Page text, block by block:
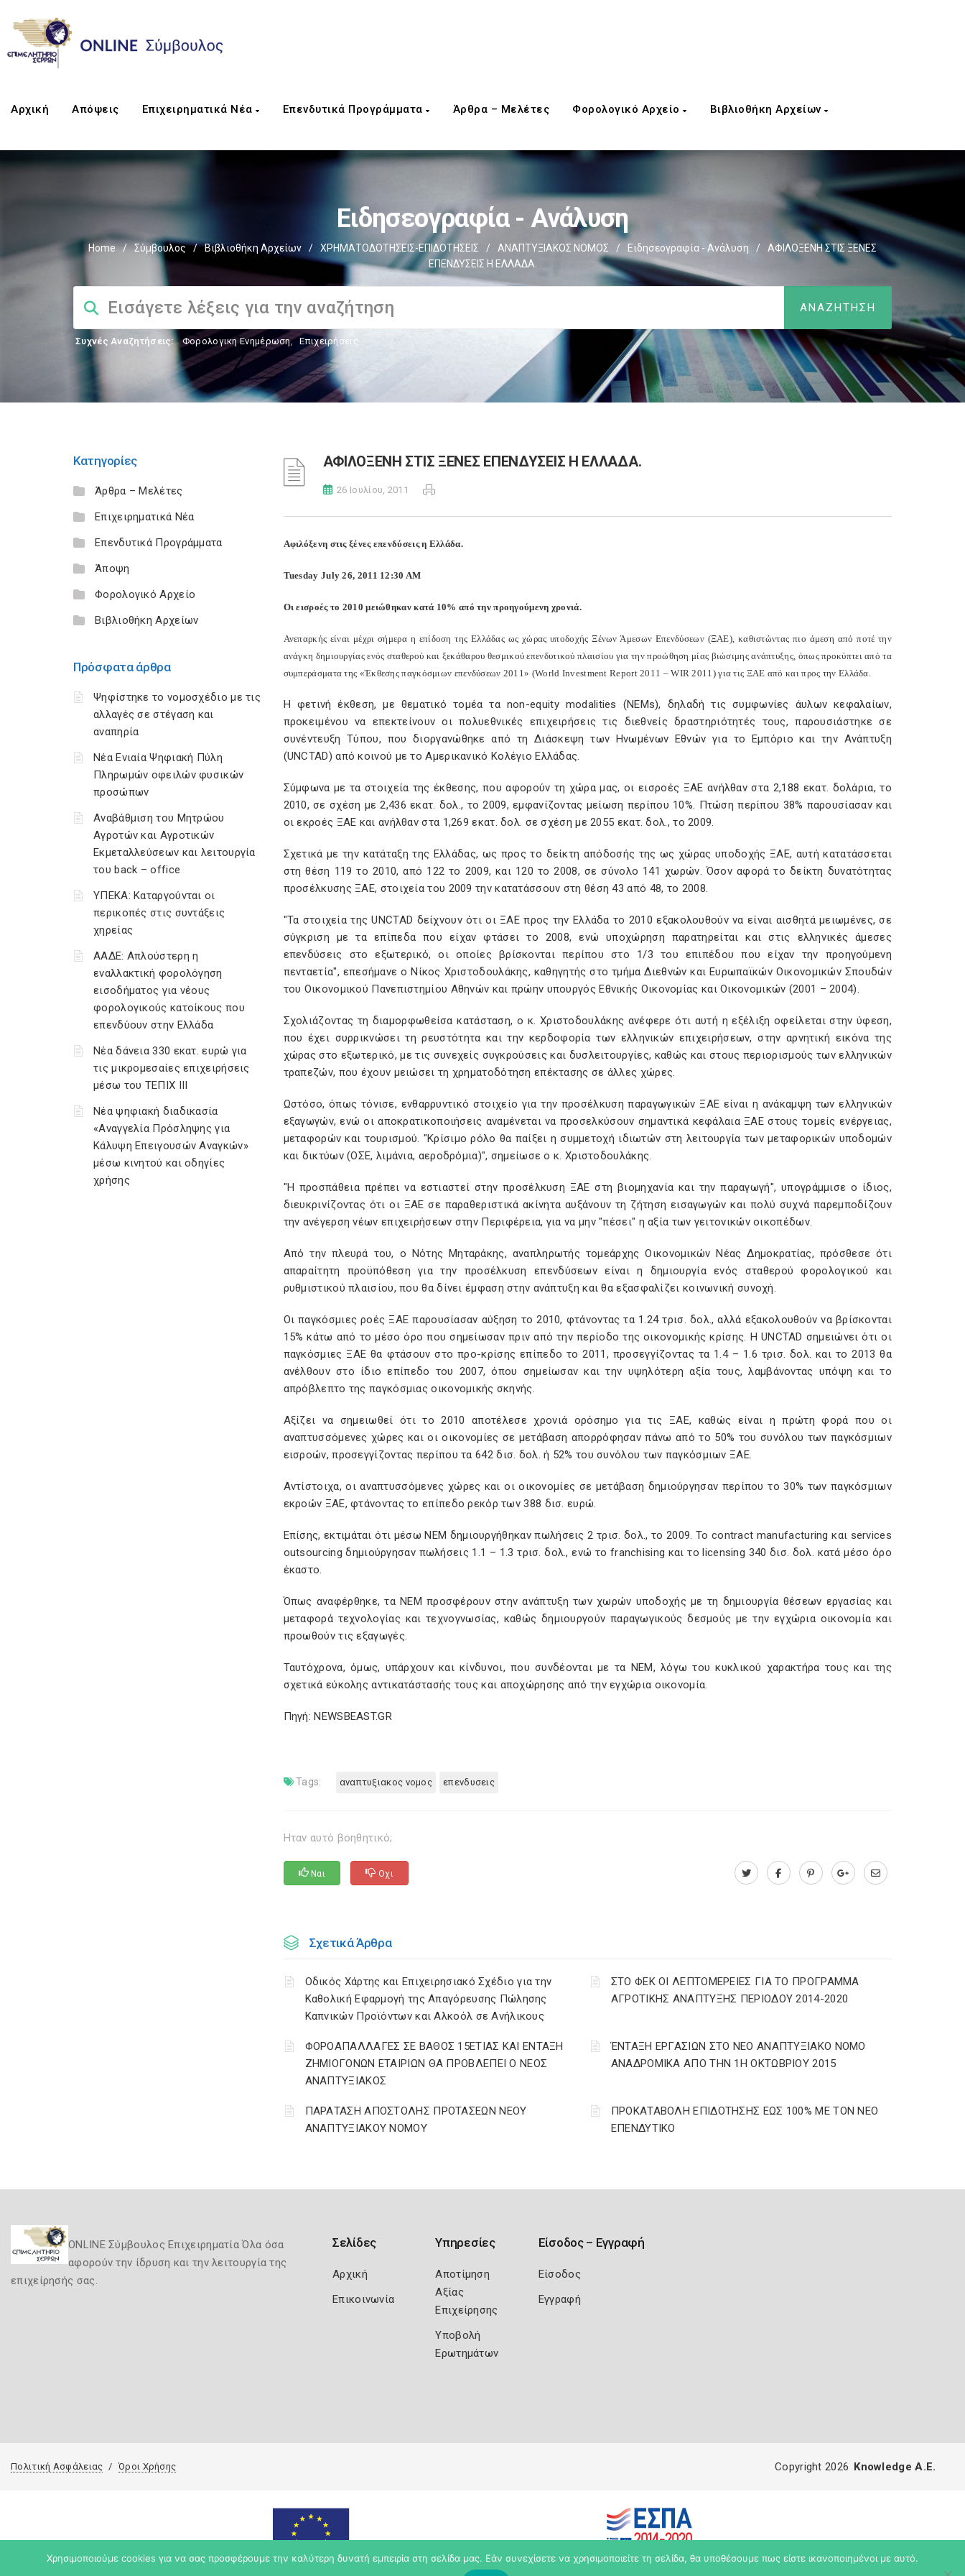
Αρχική Απόψεις Επιχειρηματικά Νέα Επενδυτικά Προγράμματα Άρθρα – Μελέτες Φορολογικό Αρχείο Βιβλιοθήκη Αρχείων
Ειδησεογραφία - Ανάλυση
Home / Σύμβουλος / Βιβλιοθήκη Αρχείων / ΧΡΗΜΑΤΟΔΟΤΗΣΕΙΣ-ΕΠΙΔΟΤΗΣΕΙΣ / ΑΝΑΠΤΥΞΙΑΚΟΣ ΝΟΜΟΣ / Ειδησεογραφία - Ανάλυση /
ΑΦΙΛΟΞΕΝΗ ΣΤΙΣ ΞΕΝΕΣ
ΕΠΕΝΔΥΣΕΙΣ Η ΕΛΛΑΔΑ.
Συχνές Αναζητήσεις: Φορολογικη Ενημέρωση, Επιχειρήσεις
Κατηγορίες
Άρθρα – Μελέτες
Επιχειρηματικά Νέα
Επενδυτικά Προγράμματα
Άποψη
Φορολογικό Αρχείο
Βιβλιοθήκη Αρχείων
Πρόσφατα άρθρα
Ψηφίστηκε το νομοσχέδιο με τις
αλλαγές σε στέγαση και
αναπηρία
Νέα Ενιαία Ψηφιακή Πύλη
Πληρωμών οφειλών φυσικών
προσώπων
Αναβάθμιση του Μητρώου
Αγροτών και Αγροτικών
Εκμεταλλεύσεων και λειτουργία
του back – office
ΥΠΕΚΑ: Καταργούνται οι
περικοπές στις συντάξεις
χηρείας
ΑΑΔΕ: Απλούστερη η
εναλλακτική φορολόγηση
εισοδήματος για νέους
φορολογικούς κατοίκους που
επενδύουν στην Ελλάδα
Νέα δάνεια 330 εκατ. ευρώ για
τις μικρομεσαίες επιχειρήσεις
μέσω του ΤΕΠΙΧ ΙΙΙ
Νέα ψηφιακή διαδικασία
«Αναγγελία Πρόσληψης για
Κάλυψη Επειγουσών Αναγκών»
μέσω κινητού και οδηγίες
χρήσης
ΑΦΙΛΟΞΕΝΗ ΣΤΙΣ ΞΕΝΕΣ ΕΠΕΝΔΥΣΕΙΣ Η ΕΛΛΑΔΑ.
26 Ιουλίου, 2011
Αφιλόξενη στις ξένες επενδύσεις η Ελλάδα.
Tuesday July 26, 2011 12:30 AM
Οι εισροές το 2010 μειώθηκαν κατά 10% από την προηγούμενη χρονιά.
Ανεπαρκής είναι μέχρι σήμερα η επίδοση της Ελλάδας ως χώρας υποδοχής Ξένων Άμεσων Επενδύσεων (ΞΑΕ), καθιστώντας πιο άμεση από ποτέ την
ανάγκη δημιουργίας ενός σταθερού και ξεκάθαρου θεσμικού επενδυτικού πλαισίου για την προώθηση μίας βιώσιμης ανάπτυξης, όπως προκύπτει από τα
συμπεράσματα της «Έκθεσης παγκόσμιων επενδύσεων 2011» (World Investment Report 2011 – WIR 2011) για τις ΞΑΕ από και προς την Ελλάδα.
Η φετινή έκθεση, με θεματικό τομέα τα non-equity modalities (NEMs), δηλαδή τις συμφωνίες άυλων κεφαλαίων,
προκειμένου να επεκτείνουν οι πολυεθνικές επιχειρήσεις τις διεθνείς δραστηριότητές τους, παρουσιάστηκε σε
συνέντευξη Τύπου, που διοργανώθηκε από τη Διάσκεψη των Ηνωμένων Εθνών για το Εμπόριο και την Ανάπτυξη
(UNCTAD) από κοινού με το Αμερικανικό Κολέγιο Ελλάδας.
Σύμφωνα με τα στοιχεία της έκθεσης, που αφορούν τη χώρα μας, οι εισροές ΞΑΕ ανήλθαν στα 2,188 εκατ. δολάρια, το
2010, σε σχέση με 2,436 εκατ. δολ., το 2009, εμφανίζοντας μείωση περίπου 10%. Πτώση περίπου 38% παρουσίασαν και
οι εκροές ΞΑΕ και ανήλθαν στα 1,269 εκατ. δολ. σε σχέση με 2055 εκατ. δολ., το 2009.
Σχετικά με την κατάταξη της Ελλάδας, ως προς το δείκτη απόδοσής της ως χώρας υποδοχής ΞΑΕ, αυτή κατατάσσεται
στη θέση 119 το 2010, από 122 το 2009, και 120 το 2008, σε σύνολο 141 χωρών. Όσον αφορά το δείκτη δυνατότητας
προσέλκυσης ΞΑΕ, στοιχεία του 2009 την κατατάσσουν στη θέση 43 από 48, το 2008.
"Τα στοιχεία της UNCTAD δείχνουν ότι οι ΞΑΕ προς την Ελλάδα το 2010 εξακολουθούν να είναι αισθητά μειωμένες, σε
σύγκριση με τα επίπεδα που είχαν φτάσει το 2008, ενώ υποχώρηση παρατηρείται και στις ελληνικές άμεσες
επενδύσεις στο εξωτερικό, οι οποίες βρίσκονται περίπου στο 1/3 του επιπέδου που είχαν την προηγούμενη
πενταετία", επεσήμανε ο Νίκος Χριστοδουλάκης, καθηγητής στο τμήμα Διεθνών και Ευρωπαϊκών Οικονομικών Σπουδών
του Οικονομικού Πανεπιστημίου Αθηνών και πρώην υπουργός Εθνικής Οικονομίας και Οικονομικών (2001 – 2004).
Σχολιάζοντας τη διαμορφωθείσα κατάσταση, ο κ. Χριστοδουλάκης ανέφερε ότι αυτή η εξέλιξη οφείλεται στην ύφεση,
που έχει συρρικνώσει τη ρευστότητα και την κερδοφορία των ελληνικών επιχειρήσεων, στην αρνητική εικόνα της
χώρας στο εξωτερικό, με τις συνεχείς συγκρούσεις και δυσλειτουργίες, καθώς και στους περιορισμούς των ελληνικών
τραπεζών, που έχουν μειώσει τη χρηματοδότηση επέκτασης σε άλλες χώρες.
Ωστόσο, όπως τόνισε, ενθαρρυντικό στοιχείο για την προσέλκυση παραγωγικών ΞΑΕ είναι η ανάκαμψη των ελληνικών
εξαγωγών, ενώ οι αποκρατικοποιήσεις αναμένεται να προσελκύσουν σημαντικά κεφάλαια ΞΑΕ στους τομείς ενέργειας,
μεταφορών και τουρισμού. "Κρίσιμο ρόλο θα παίξει η συμμετοχή ιδιωτών στη λειτουργία των μεταφορικών υποδομών
και δικτύων (ΟΣΕ, λιμάνια, αεροδρόμια)", σημείωσε ο κ. Χριστοδουλάκης.
"Η προσπάθεια πρέπει να εστιαστεί στην προσέλκυση ΞΑΕ στη βιομηχανία και την παραγωγή", υπογράμμισε ο ίδιος,
διευκρινίζοντας ότι οι ΞΑΕ σε παραθεριστικά ακίνητα αυξάνουν τη ζήτηση εισαγωγών και πολύ συχνά παρεμποδίζουν
την ανέγερση νέων επιχειρήσεων στην Περιφέρεια, για να μην "πέσει" η αξία των γειτονικών οικοπέδων.
Από την πλευρά του, ο Νότης Μηταράκης, αναπληρωτής τομεάρχης Οικονομικών Νέας Δημοκρατίας, πρόσθεσε ότι
απαραίτητη προϋπόθεση για την προσέλκυση επενδύσεων είναι η δημιουργία ενός σταθερού φορολογικού και
ρυθμιστικού πλαισίου, που θα δίνει έμφαση στην ανάπτυξη και θα εξασφαλίζει κοινωνική συνοχή.
Οι παγκόσμιες ροές ΞΑΕ παρουσίασαν αύξηση το 2010, φτάνοντας τα 1.24 τρισ. δολ., αλλά εξακολουθούν να βρίσκονται
15% κάτω από το μέσο όρο που σημείωσαν πριν από την περίοδο της οικονομικής κρίσης. Η UNCTAD σημειώνει ότι οι
παγκόσμιες ΞΑΕ θα φτάσουν στο προ-κρίσης επίπεδο το 2011, προσεγγίζοντας τα 1.4 – 1.6 τρισ. δολ. και το 2013 θα
ανέλθουν στο ίδιο επίπεδο του 2007, όπου σημείωσαν και την υψηλότερη αξία τους, λαμβάνοντας υπόψη και το
απρόβλεπτο της παγκόσμιας οικονομικής σκηνής.
Αξίζει να σημειωθεί ότι το 2010 αποτέλεσε χρονιά ορόσημο για τις ΞΑΕ, καθώς είναι η πρώτη φορά που οι
αναπτυσσόμενες χώρες και οι οικονομίες σε μετάβαση απορρόφησαν πάνω από το 50% του συνόλου των παγκόσμιων
εισροών, προσεγγίζοντας περίπου τα 642 δισ. δολ. ή 52% του συνόλου των παγκόσμιων ΞΑΕ.
Αντίστοιχα, οι αναπτυσσόμενες χώρες και οι οικονομίες σε μετάβαση δημιούργησαν περίπου το 30% των παγκόσμιων
εκροών ΞΑΕ, φτάνοντας το επίπεδο ρεκόρ των 388 δισ. ευρώ.
Επίσης, εκτιμάται ότι μέσω ΝΕΜ δημιουργήθηκαν πωλήσεις 2 τρισ. δολ., το 2009. Το contract manufacturing και services
outsourcing δημιούργησαν πωλήσεις 1.1 – 1.3 τρισ. δολ., ενώ το franchising και το licensing 340 δισ. δολ. κατά μέσο όρο
έκαστο.
Όπως αναφέρθηκε, τα ΝΕΜ προσφέρουν στην ανάπτυξη των χωρών υποδοχής με τη δημιουργία θέσεων εργασίας και
μεταφορά τεχνολογίας και τεχνογνωσίας, καθώς δημιουργούν παραγωγικούς δεσμούς με την εγχώρια οικονομία και
προωθούν τις εξαγωγές.
Ταυτόχρονα, όμως, υπάρχουν και κίνδυνοι, που συνδέονται με τα ΝΕΜ, λόγω του κυκλικού χαρακτήρα τους και της
σχετικά εύκολης αντικατάστασής τους και αποχώρησης από την εγχώρια οικονομία.
Πηγή: NEWSBEAST.GR
Tags: αναπτυξιακος νομος επενδυσεις
Ηταν αυτό βοηθητικό;
Ναι Οχι
Σχετικά Άρθρα
Οδικός Χάρτης και Επιχειρησιακό Σχέδιο για την
Καθολική Εφαρμογή της Απαγόρευσης Πώλησης
Καπνικών Προϊόντων και Αλκοόλ σε Ανήλικους
ΣΤΟ ΦΕΚ ΟΙ ΛΕΠΤΟΜΕΡΕΙΕΣ ΓΙΑ ΤΟ ΠΡΟΓΡΑΜΜΑ
ΑΓΡΟΤΙΚΗΣ ΑΝΑΠΤΥΞΗΣ ΠΕΡΙΟΔΟΥ 2014-2020
ΦΟΡΟΑΠΑΛΛΑΓΕΣ ΣΕ ΒΑΘΟΣ 15ΕΤΙΑΣ ΚΑΙ ΕΝΤΑΞΗ
ΖΗΜΙΟΓΟΝΩΝ ΕΤΑΙΡΙΩΝ ΘΑ ΠΡΟΒΛΕΠΕΙ Ο ΝΕΟΣ
ΑΝΑΠΤΥΞΙΑΚΟΣ
ΈΝΤΑΞΗ ΕΡΓΑΣΙΩΝ ΣΤΟ ΝΕΟ ΑΝΑΠΤΥΞΙΑΚΟ ΝΟΜΟ
ΑΝΑΔΡΟΜΙΚΑ ΑΠΟ ΤΗΝ 1Η ΟΚΤΩΒΡΙΟΥ 2015
ΠΑΡΑΤΑΣΗ ΑΠΟΣΤΟΛΗΣ ΠΡΟΤΑΣΕΩΝ ΝΕΟΥ
ΑΝΑΠΤΥΞΙΑΚΟΥ ΝΟΜΟΥ
ΠΡΟΚΑΤΑΒΟΛΗ ΕΠΙΔΟΤΗΣΗΣ ΕΩΣ 100% ΜΕ ΤΟΝ ΝΕΟ
ΕΠΕΝΔΥΤΙΚΟ
ONLINE Σύμβουλος Επιχειρηματία Όλα όσα
αφορούν την ίδρυση και την λειτουργία της
επιχείρησής σας.
Σελίδες
Αρχική
Επικοινωνία
Υπηρεσίες
Αποτίμηση
Αξίας
Επιχείρησης
Υποβολή
Ερωτημάτων
Είσοδος – Εγγραφή
Είσοδος
Εγγραφή
Πολιτική Ασφάλειας Όροι Χρήσης Copyright 2026 Knowledge A.E.
Χρησιμοποιούμε cookies για να σας προσφέρουμε την καλύτερη δυνατή εμπειρία στη σελίδα μας. Εάν συνεχίσετε να χρησιμοποιείτε τη σελίδα, θα υποθέσουμε πως είστε ικανοποιημένοι με αυτό.